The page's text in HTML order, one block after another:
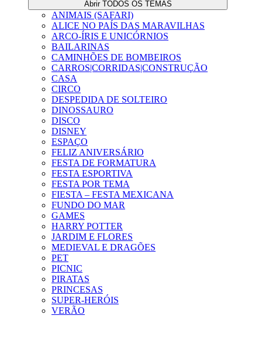
Abrir TODOS OS TEMAS
ANIMAIS (SAFARI)
ALICE NO PAÍS DAS MARAVILHAS
ARCO-ÍRIS E UNICÓRNIOS
BAILARINAS
CAMINHÕES DE BOMBEIROS
CARROS|CORRIDAS|CONSTRUÇÃO
CASA
CIRCO
DESPEDIDA DE SOLTEIRO
DINOSSAURO
DISCO
DISNEY
ESPAÇO
FELIZ ANIVERSÁRIO
FESTA DE FORMATURA
FESTA ESPORTIVA
FESTA POR TEMA
FIESTA – FESTA MEXICANA
FUNDO DO MAR
GAMES
HARRY POTTER
JARDIM E FLORES
MEDIEVAL E DRAGÕES
PET
PICNIC
PIRATAS
PRINCESAS
SUPER-HERÓIS
VERÃO